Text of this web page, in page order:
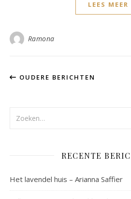
LEES MEER
Ramona
OUDERE BERICHTEN
RECENTE
Het lavendel huis – Arianna Saffier